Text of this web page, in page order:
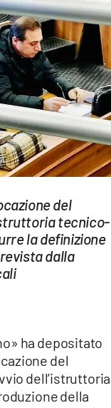
del
tecnico-
la definizione
dalla
ha depositato
del
dell’istruttoria
della